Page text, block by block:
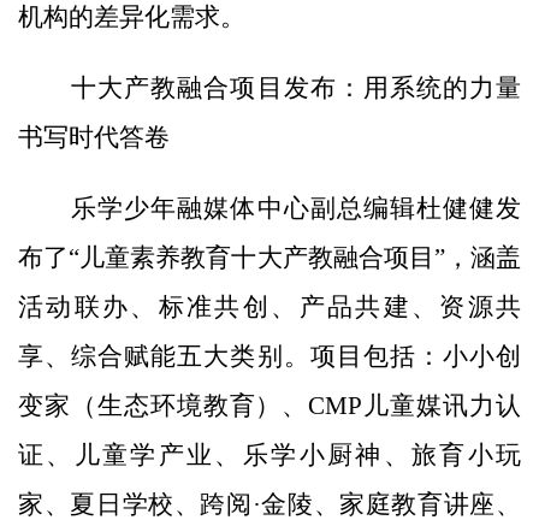
机构的差异化需求。
十大产教融合项目发布：用系统的力量
书写时代答卷
乐学少年融媒体中心副总编辑杜健健发
布了“儿童素养教育十大产教融合项目”，涵盖
活动联办、标准共创、产品共建、资源共
享、综合赋能五大类别。项目包括：小小创
变家（生态环境教育）、CMP儿童媒讯力认
证、儿童学产业、乐学小厨神、旅育小玩
家、夏日学校、跨阅·金陵、家庭教育讲座、